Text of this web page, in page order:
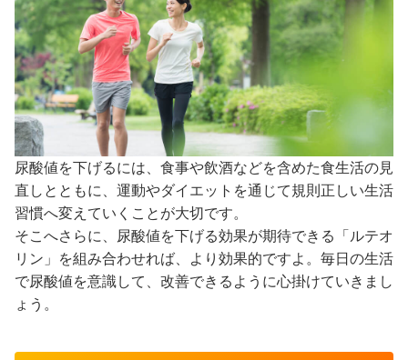
尿酸値を下げるには、食事や飲酒などを含めた食生活の見
直しとともに、運動やダイエットを通じて規則正しい生活
習慣へ変えていくことが大切です。
そこへさらに、尿酸値を下げる効果が期待できる「ルテオ
リン」を組み合わせれば、より効果的ですよ。毎日の生活
で尿酸値を意識して、改善できるように心掛けていきまし
ょう。